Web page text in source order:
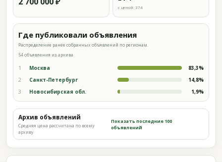
с ценой: 374
Где публиковали объявления
Распределение ранее собранных объявлений по регионам.
54 объявления из архива
1 Москва 83,3%
2 Санкт-Петербург 14,8%
3 Новосибирская обл. 1,9%
Архив объявлений
Средняя цена рассчитана по всему
архиву
Показать последние 100
объявлений